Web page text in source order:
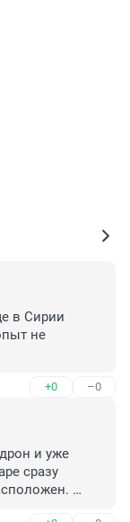
в Сирии
не
+0 –0
и уже
сразу